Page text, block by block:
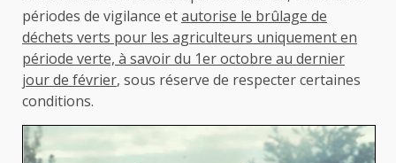
périodes de vigilance etautorise le brûlage de
déchets verts pour les agriculteurs uniquement en
période verte, à savoir du 1er octobre au dernier
jour de février, sous réserve de respecter certaines
conditions.